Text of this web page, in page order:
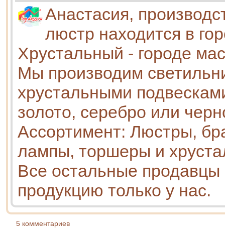
Анастасия,
люстр находится в
Хрустальный - городе
Мы производим
хрустальными
золото, серебро или
Ассортимент: Люстры,
лампы, торшеры и
Все остальные продавцы
продукцию только у нас.
5 комментариев